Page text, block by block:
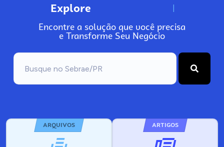
Explore N
Encontre a solução que você precisa
e Transforme Seu Negócio
ARQUIVOS ARTIGOS